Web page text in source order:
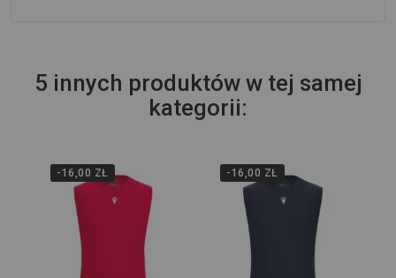
5 innych produktów w tej samej
kategorii:
-16,00 ZŁ -16,00 ZŁ